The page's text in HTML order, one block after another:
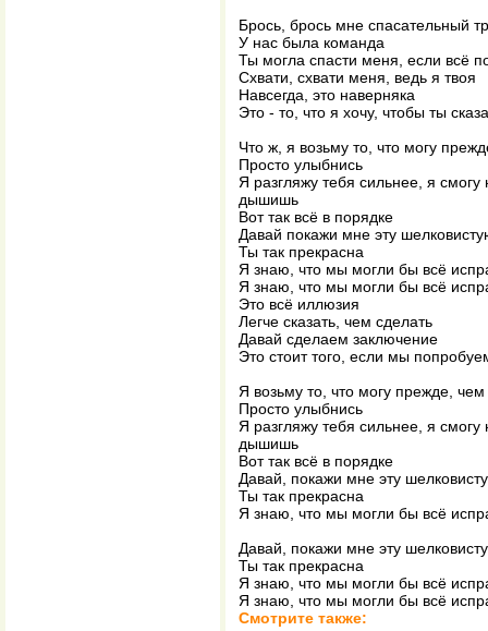
Брось, брось мне спасательный
У нас была команда
Ты могла спасти меня, если всё
Схвати, схвати меня, ведь я твоя
Навсегда, это наверняка
Это - то, что я хочу, чтобы ты
Что ж, я возьму то, что могу
Просто улыбнись
Я разгляжу тебя сильнее, я смогу
дышишь
Вот так всё в порядке
Давай покажи мне эту
Ты так прекрасна
Я знаю, что мы могли бы всё
Я знаю, что мы могли бы всё
Это всё иллюзия
Легче сказать, чем сделать
Давай сделаем заключение
Это стоит того, если мы
Я возьму то, что могу прежде,
Просто улыбнись
Я разгляжу тебя сильнее, я смогу
дышишь
Вот так всё в порядке
Давай, покажи мне эту
Ты так прекрасна
Я знаю, что мы могли бы всё
Давай, покажи мне эту
Ты так прекрасна
Я знаю, что мы могли бы всё
Я знаю, что мы могли бы всё
Смотрите также: